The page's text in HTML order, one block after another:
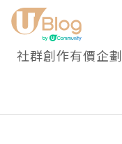
社群創作有價企劃